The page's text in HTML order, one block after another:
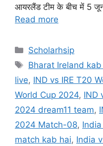
आयरलैंड टीम के बीच में 5
Read more
Categories
Scholarhsip
Tags
Bharat Ireland
live, IND vs IRE T20
World Cup 2024, IND
2024 dream11 team,
2024 Match-08,
match kab hai, India